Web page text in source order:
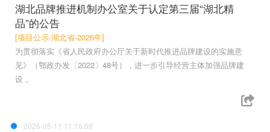
湖北品牌推进机制办公室关于认定第三届“湖北精
品”的公告
[项目公示-湖北省-2026年]
为贯彻落实《省人民政府办公厅关于新时代推进品牌建设的实施意
见》（鄂政办发〔2022〕48号），进一步引导经营主体加强品牌建
设，
2026-05-11 11:16:58